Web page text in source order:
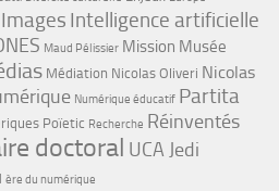
Images Intelligence artificielle
Maud Pélissier Mission Musée
Médiation Nicolas Oliveri Nicolas
Numérique éducatif Partita
Poïetic Recherche Réinventés
doctoral UCA Jedi
ère du numérique